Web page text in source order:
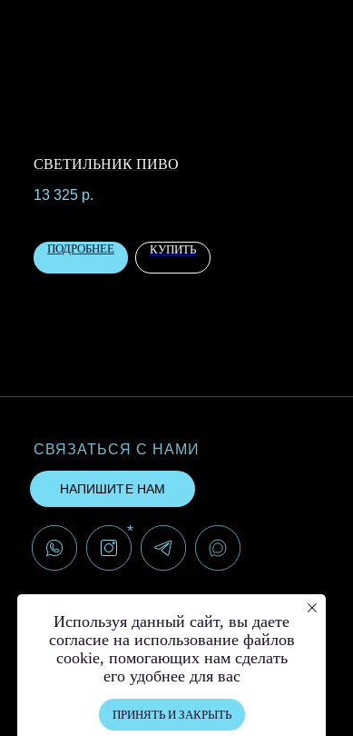
СВЕТИЛЬНИК ПИВО
13 325 р.
ПОДРОБНЕЕ КУПИТЬ
Meta, признанной экстремистской и
запрещённой на территории РФ
© Создание сайта
СВЯЗАТЬСЯ С НАМИ
НАПИШИТЕ НАМ
*
Используя данный сайт, вы даете
согласие на использование файлов
cookie, помогающих нам сделать
его удобнее для вас
ПРИНЯТЬ И ЗАКРЫТЬ